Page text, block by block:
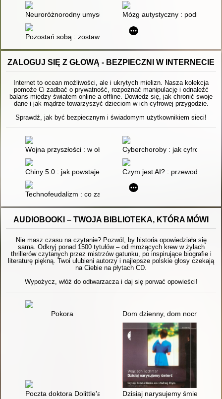
Neuroróżnorodny umysł : jak odnaleźć siebie po diagnozie
Mózg autystyczny : podróż w
Pozostań sobą : zostaw za sobą oczekiwania innych i żyj
ZALOGUJ SIĘ Z GŁOWĄ - BEZPIECZNI W INTERNECIE
Internet to ocean możliwości, ale i ukrytych mielizn. Nasza kolekcja
pomoże Ci zadbać o prywatność, rozpoznać manipulację i odnaleźć
balans między światem online a offline. Dowiedz się, jak chronić swoje
dane i jak mądrze towarzyszyć dzieciom w ich cyfrowej przygodzie.
Sprawdź, jak być bezpiecznym i świadomym użytkownikiem sieci!
Wojna przyszłości : w obliczu nowego globalnego pola bitwy
Cyberchoroby : jak cyfrowe
Chiny 5.0 : jak powstaje cyfrowa dyktaturaCzym jest AI? : przewodnik dla
Technofeudalizm : co zabiło kapitalizm?
AUDIOBOOKI – TWOJA BIBLIOTEKA, KTÓRA MÓWI
Nie masz czasu na czytanie? Pozwól, by historia opowiedziała się
sama. Odkryj ponad 1500 tytułów – od mrożących krew w żyłach
thrillerów czytanych przez mistrzów gatunku, po inspirujące biografie i
literaturę piękną. Twoi ulubieni autorzy i najlepsze polskie głosy czekają
na Ciebie na płytach CD.
Wypożycz, włóż do odtwarzacza i daj się porwać opowieści!
Pokora Dom dzienny, dom nocny
Poczta doktora Dolittle'a Dzisiaj narysujemy śmierć